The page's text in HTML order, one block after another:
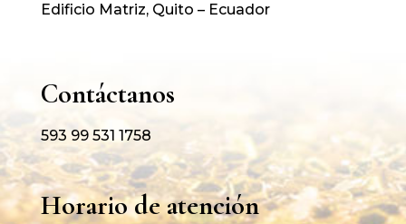
Edificio Matriz, Quito – Ecuador
Contáctanos
593 99 531 1758
Horario de atención